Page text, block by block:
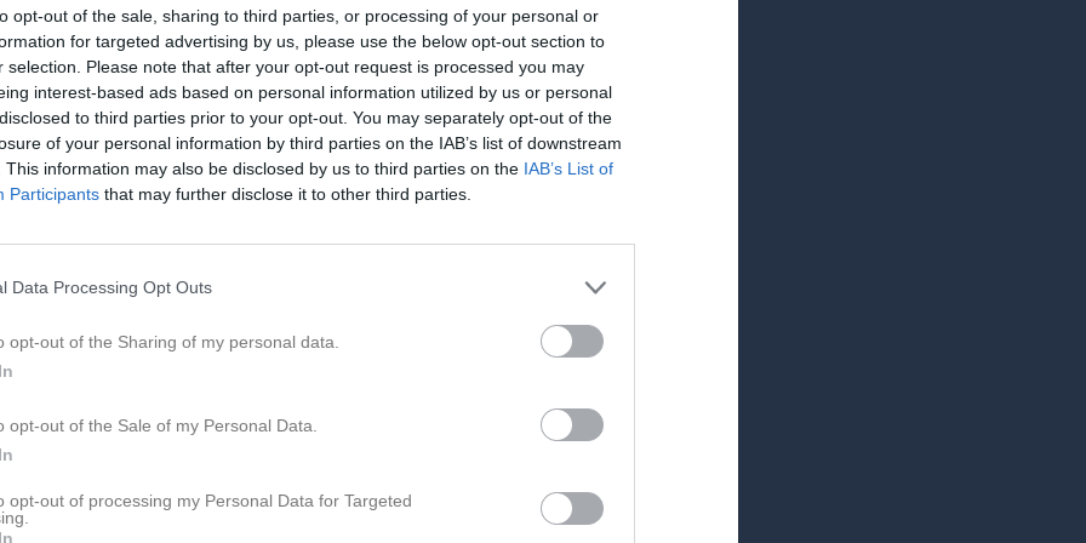
opt-out of the sale, sharing to third parties, or processing of your personal or
for targeted advertising by us, please use the below opt-out section to
selection. Please note that after your opt-out request is processed you may
interest-based ads based on personal information utilized by us or personal
to third parties prior to your opt-out. You may separately opt-out of the
of your personal information by third parties on the IAB’s list of downstream
This information may also be disclosed by us to third parties on the IAB’s List of
Participants that may further disclose it to other third parties.
Data Processing Opt Outs
opt-out of the Sharing of my personal data.
opt-out of the Sale of my Personal Data.
opt-out of processing my Personal Data for Targeted
meddelas via klubbens Facebooksida.
vintern 2025/2026
Rosa samlas i barnbacken och delas in i grupper.
samlas vid liften på måndagar och vid klubbstugan övriga dagar.
tävlingspolicy (för alla medlemmar)
barn i barngruppen
har barn som börjar barngruppen är det viktigt att tänka på några sker. Vi har samlat
blad:
till barn i barngruppen (födda 2014 eller senare)
våra träningsgrupper >>